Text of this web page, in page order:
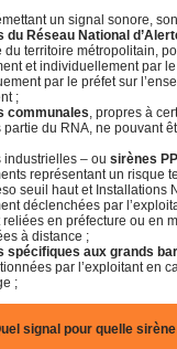
un signal sonore,
du Réseau National
du territoire métropolitain,
et individuellement par
par le préfet sur
;
communales, propres à
partie du RNA, ne pouvant
industrielles – ou sirènes
représentant un risque
seuil haut et Installations
déclenchées par
en préfecture ou en
à distance ;
spécifiques aux grands
par l’exploitant en
;
signal pour quelle